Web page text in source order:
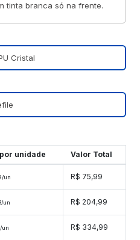
tinta branca só na frente.
Cristal
unidade Valor Total
un R$ 75,99
un R$ 204,99
un R$ 334,99